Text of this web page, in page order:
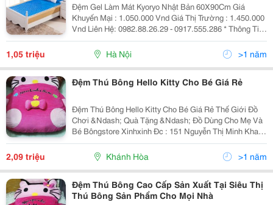
Đệm Gel Làm Mát Kyoryo Nhật Bản 60X90Cm Giá
Khuyến Mại : 1.050.000 Vnd Giá Thị Trường : 1.450.000
Vnd Liên Hệ: 0982.88.26.29 - 0917.555.286 * Thông Tin
Sản Phẩm Sản Phẩm Đệm Làm Mát Kyoryo, Với Chất
Liệu Gel Làm Mát (Cool Gelp
1,05 triệu Hà Nội >1 năm
Đệm Thú Bông Hello Kitty Cho Bé Giá Rẻ
Đệm Thú Bông Hello Kitty Cho Bé Giá Rẻ Thế Giới Đồ
Chơi &Ndash; Quà Tặng &Ndash; Đồ Dùng Cho Mẹ Và
Bé Bôngstore Xinhxinh Đc : 151 Nguyễn Thị Minh Khai
&Ndash; Tp, Nha Trang &Ndash; Khánh Hòa. Đt:
0583.512.966 &Ndash; 01234.80.6688 &Ndash; 0987.
2,09 triệu Khánh Hòa >1 năm
Đệm Thú Bông Cao Cấp Sản Xuất Tại Siêu Thị
Thú Bông Sản Phẩm Cho Mọi Nhà